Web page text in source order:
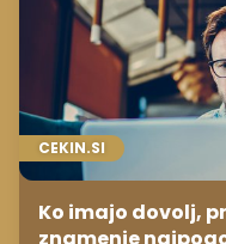
CEKIN.SI
Ko imajo dovolj,